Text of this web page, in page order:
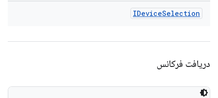
IDeviceSelection
دریافت فرکانس